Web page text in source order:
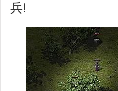
兵!